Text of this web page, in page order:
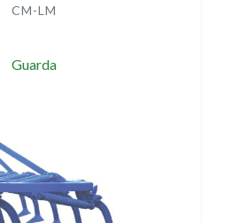
CM-LM
Guarda